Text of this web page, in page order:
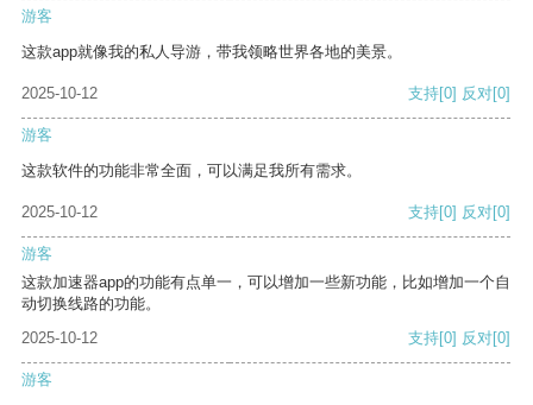
游客
这款app就像我的私人导游，带我领略世界各地的美景。
2025-10-12 支持[0] 反对[0]
游客
这款软件的功能非常全面，可以满足我所有需求。
2025-10-12 支持[0] 反对[0]
游客
这款加速器app的功能有点单一，可以增加一些新功能，比如增加一个自
动切换线路的功能。
2025-10-12
支持[0] 反对[0]
游客